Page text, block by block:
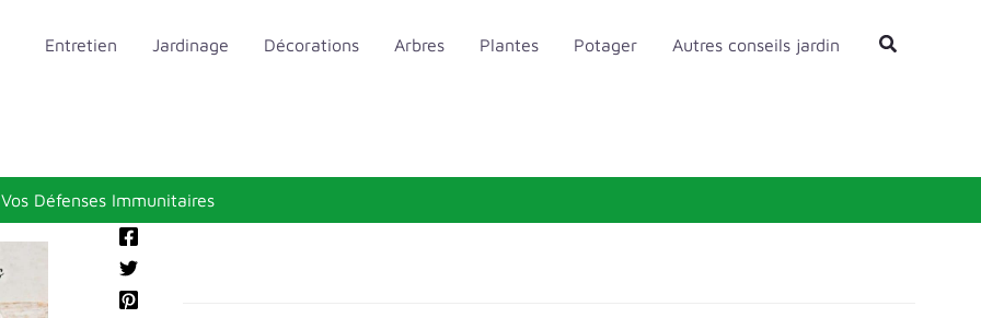
Entretien Jardinage Décorations Arbres Plantes Potager Autres conseils jardin Rechercher
Défenses Immunitaires